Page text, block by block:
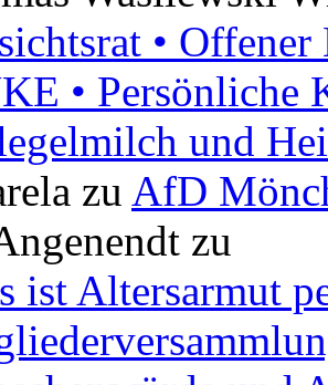
•
• Persönliche
und
zu AfD
zu
ist Altersarmut